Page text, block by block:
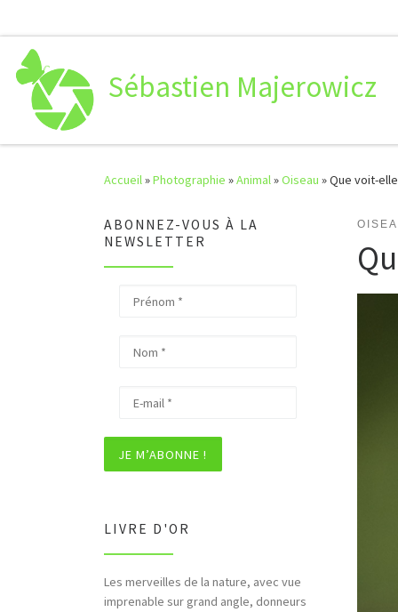
Sébastien Majerowicz
Accueil»Photographie »Animal»Oiseau »Que voit-
ABONNEZ-VOUS À LA
NEWSLETTER
LIVRE D'OR
Bonjour et merci pour tous ces
hommages rendus à la nature (faune,